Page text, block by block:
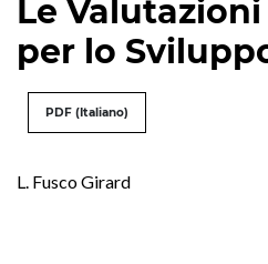
Le
per lo
PDF (Italiano)
L. Fusco Girard